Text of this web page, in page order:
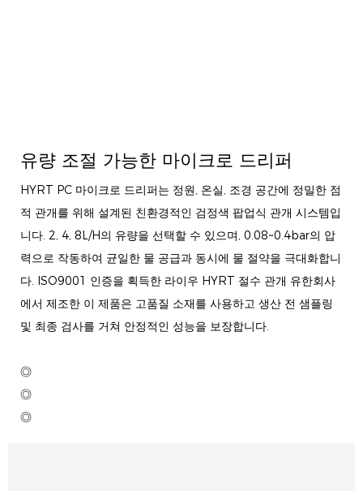
유량 조절 가능한 마이크로 드리퍼
HYRT PC 마이크로 드리퍼는 정원, 온실, 조경 공간에 정밀한 점
적 관개를 위해 설계된 친환경적인 검정색 팝업식 관개 시스템입
니다. 2, 4, 8L/H의 유량을 선택할 수 있으며, 0.08~0.4bar의 압
력으로 작동하여 균일한 물 공급과 동시에 물 절약을 극대화합니
다. ISO9001 인증을 획득한 라이우 HYRT 절수 관개 유한회사
에서 제조한 이 제품은 고품질 소재를 사용하고 생산 전 샘플링
및 최종 검사를 거쳐 안정적인 성능을 보장합니다.
◎
◎
◎